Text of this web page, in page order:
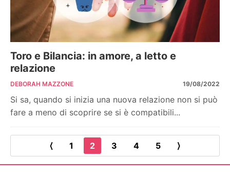
Toro e Bilancia: in amore, a letto e
relazione
DEBORAH MAZZONE 19/08/2022
Si sa, quando si inizia una nuova relazione non si può
fare a meno di scoprire se si è compatibili...
⟨ 1 2 3 4 5 ⟩